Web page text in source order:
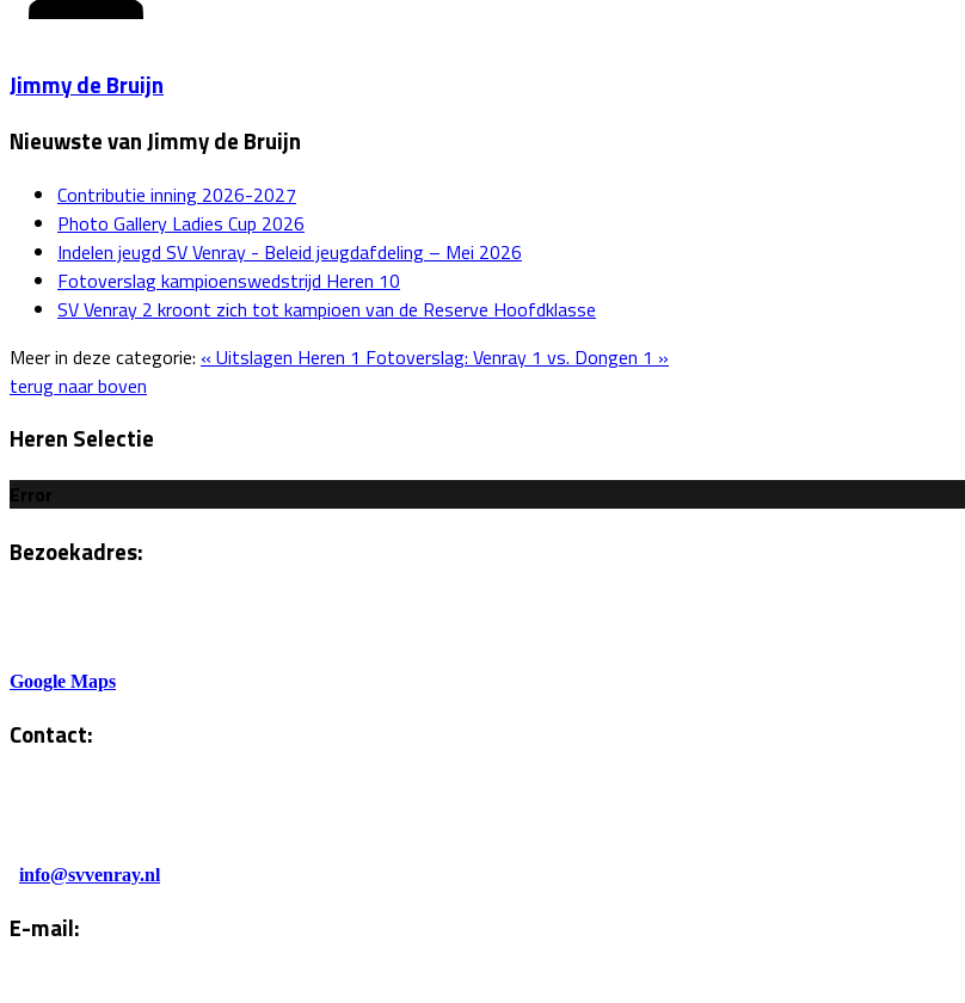
Jimmy de Bruijn
Nieuwste van Jimmy de Bruijn
Contributie inning 2026-2027
Photo Gallery Ladies Cup 2026
Indelen jeugd SV Venray - Beleid jeugdafdeling – Mei 2026
Fotoverslag kampioenswedstrijd Heren 10
SV Venray 2 kroont zich tot kampioen van de Reserve Hoofdklasse
Meer in deze categorie: « Uitslagen Heren 1 Fotoverslag: Venray 1 vs. Dongen 1 »
terug naar boven
Heren Selectie
Error
Bezoekadres:
Google Maps
Contact:
info@svvenray.nl
E-mail: